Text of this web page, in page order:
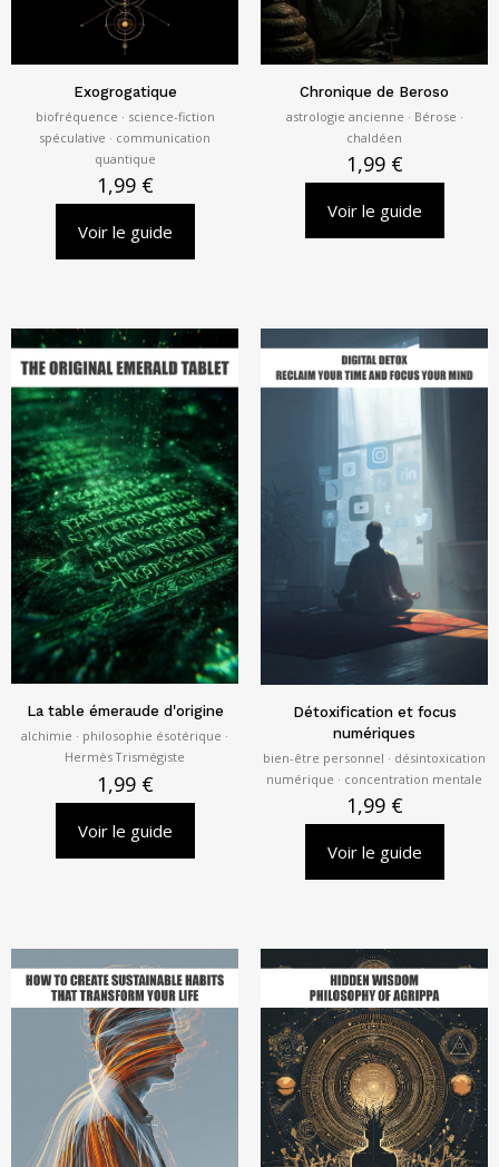
Exogrogatique
biofréquence · science-fiction
spéculative · communication
quantique
1,99 €
Voir le guide
Chronique de Beroso
astrologie ancienne · Bérose ·
chaldéen
1,99 €
Voir le guide
La table émeraude d'origine
alchimie · philosophie ésotérique ·
Hermès Trismégiste
1,99 €
Voir le guide
Détoxification et focus
numériques
bien-être personnel · désintoxication
numérique · concentration mentale
1,99 €
Voir le guide